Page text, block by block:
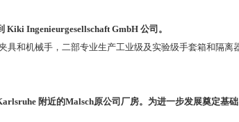
Kiki IngenieurgesellschaftGmbH 公司。
具和机械手，二部专业生产工业级及实验级手套箱和隔离器
附近的Malsch原公司厂房。为进一步发展奠定基础